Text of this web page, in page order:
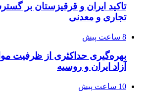
تاکید ایران و قرقیزستان بر
تجاری و معدنی
8 ساعت پیش
بهره‌گیری حداکثری از ظرفیت
آزاد ایران و روسیه
10 ساعت پیش